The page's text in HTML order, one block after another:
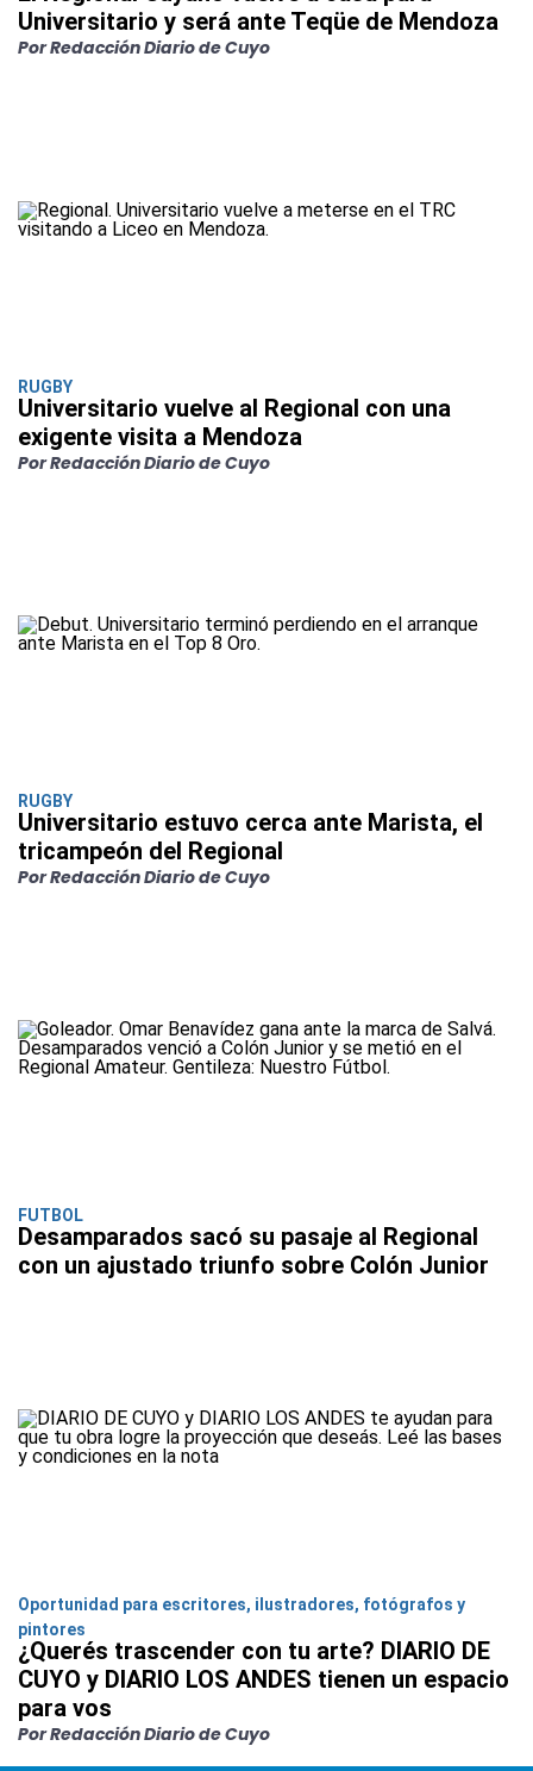
Universitario y será ante Teqüe de Mendoza
Por Redacción Diario de Cuyo
RUGBY
Universitario vuelve al Regional con una
exigente visita a Mendoza
Por Redacción Diario de Cuyo
RUGBY
Universitario estuvo cerca ante Marista, el
tricampeón del Regional
Por Redacción Diario de Cuyo
FUTBOL
Desamparados sacó su pasaje al Regional
con un ajustado triunfo sobre Colón Junior
Oportunidad para escritores, ilustradores, fotógrafos y
pintores
¿Querés trascender con tu arte? DIARIO DE
CUYO y DIARIO LOS ANDES tienen un espacio
para vos
Por Redacción Diario de Cuyo